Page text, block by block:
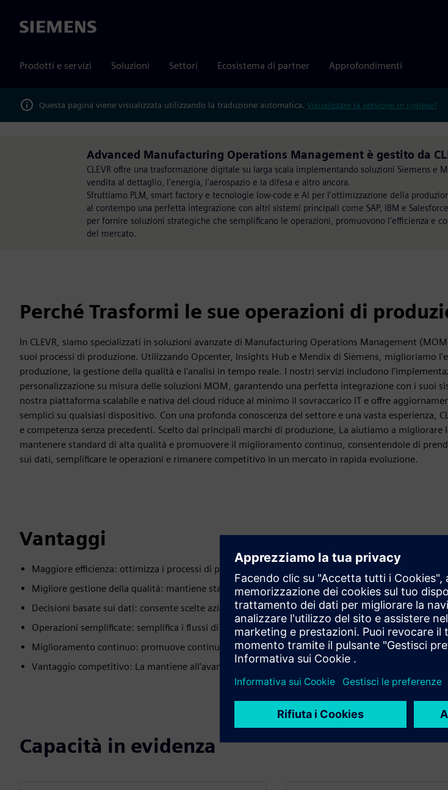
Siemens
Prodotti e servizi Soluzioni Settori Ecosistema di partner Approfondimenti
Questa pagina viene visualizzata utilizzando la traduzione automatica. Visualizzare la versione in inglese?
Advanced Manufacturing Operations Management è gestito da
CLEVR offre una trasformazione digitale su larga scala implementando soluzioni Siemens e
vendita al dettaglio, l'energia, l'aerospazio e la difesa e altro ancora.
Sfruttiamo PLM, smart factory e tecnologie low-code e AI per l'ottimizzazione della
al contempo una perfetta integrazione con altri sistemi principali come SAP, IBM e
per fornire soluzioni strategiche che semplificano le operazioni, promuovono l'efficienza e
del mercato.
Perché Trasformi le sue operazioni di
In CLEVR, siamo specializzati in soluzioni avanzate di Manufacturing Operations Management
suoi processi di produzione. Utilizzando Opcenter, Insights Hub e Mendix di Siemens, miglioriamo
produzione, la gestione della qualità e l'analisi in tempo reale. I nostri servizi includono
personalizzazione su misura delle soluzioni MOM, garantendo una perfetta integrazione con i suoi
nostra piattaforma scalabile e nativa del cloud riduce al minimo il sovraccarico IT e offre
semplici su qualsiasi dispositivo. Con una profonda conoscenza del settore e una vasta esperienza,
e competenza senza precedenti. Scelto dai principali marchi di produzione, La aiutiamo a
mantenere standard di alta qualità e promuovere il miglioramento continuo, consentendole di
sui dati, semplificare le operazioni e rimanere competitivo in un mercato in rapida evoluzione.
Vantaggi
Maggiore efficienza: ottimizza i processi di produzione.
Migliore gestione della qualità: mantiene standard elevati.
Decisioni basate sui dati: consente scelte aziendali migliori.
Operazioni semplificate: semplifica i flussi di lavoro e riduce i tempi di inattività.
Miglioramento continuo: promuove continui miglioramenti operativi.
Vantaggio competitivo: La mantiene all'avanguardia in un mercato in rapida evoluzione.
Capacità in evidenza